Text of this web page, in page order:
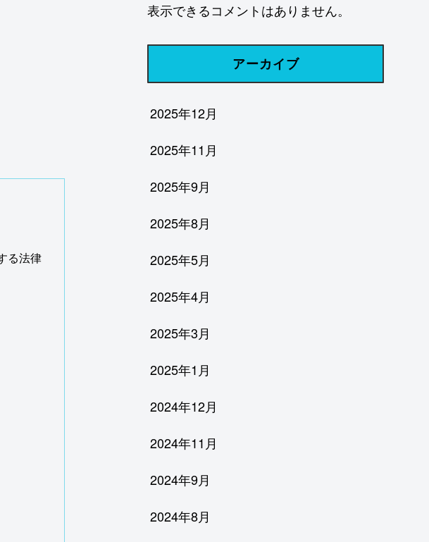
る法律
表示できるコメントはありません。
アーカイブ
2025年12月
2025年11月
2025年9月
2025年8月
2025年5月
2025年4月
2025年3月
2025年1月
2024年12月
2024年11月
2024年9月
2024年8月